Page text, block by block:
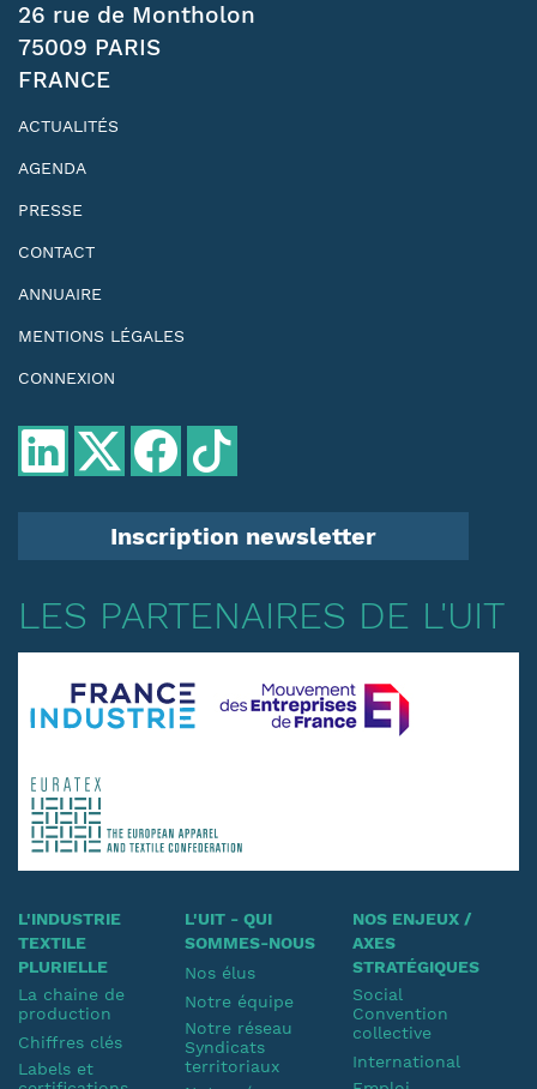
26 rue de Montholon
75009 PARIS
FRANCE
ACTUALITÉS
AGENDA
PRESSE
CONTACT
ANNUAIRE
MENTIONS LÉGALES
CONNEXION
Inscription newsletter
LES PARTENAIRES DE L'UIT
L'INDUSTRIE
TEXTILE
PLURIELLE
La chaine de
production
Chiffres clés
Labels et
L'UIT - QUI
SOMMES-NOUS
Nos élus
Notre équipe
Notre réseau
Syndicats
territoriaux
NOS ENJEUX /
AXES
STRATÉGIQUES
Social
Convention
collective
International